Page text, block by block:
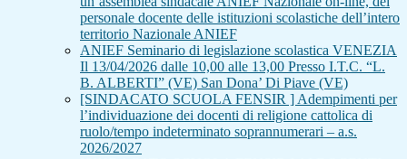
personale docente delle istituzioni scolastiche dell’intero
territorio Nazionale ANIEF
ANIEF Seminario di legislazione scolastica VENEZIA
Il 13/04/2026 dalle 10,00 alle 13,00 Presso I.T.C. “L.
B. ALBERTI” (VE) San Dona’ Di Piave (VE)
[SINDACATO SCUOLA FENSIR ] Adempimenti per
l’individuazione dei docenti di religione cattolica di
ruolo/tempo indeterminato soprannumerari – a.s.
2026/2027